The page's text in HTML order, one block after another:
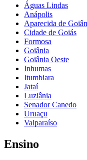
Águas Lindas
Anápolis
Aparecida de
Cidade de Goiás
Formosa
Goiânia
Goiânia Oeste
Inhumas
Itumbiara
Jataí
Luziânia
Senador Canedo
Uruaçu
Valparaíso
Ensino